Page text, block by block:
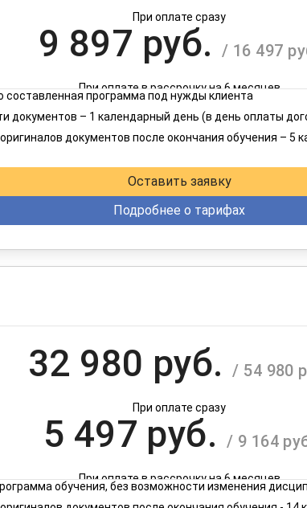
При оплате сразу
9 897 руб./ 16 497
При оплате в рассрочку на 6 месяцев
4 949 руб./ 8 249
составленная программа под нужды клиента
документов – 1 календарный день (в день оплаты
документов после окончания обучения – 5
Оставить заявку
Подробнее о тарифах
32 980 руб./ 54 980
При оплате сразу
5 497 руб. / 9 164
При оплате в рассрочку на 6 месяцев
обучения, без возможности изменения